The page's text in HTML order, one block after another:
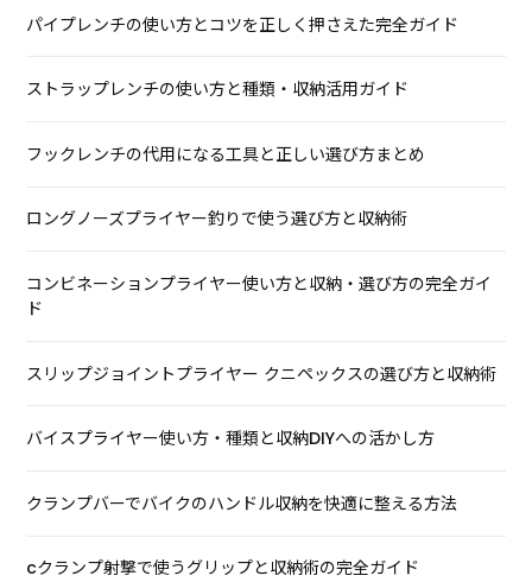
パイプレンチの使い方とコツを正しく押さえた完全ガイド
ストラップレンチの使い方と種類・収納活用ガイド
フックレンチの代用になる工具と正しい選び方まとめ
ロングノーズプライヤー釣りで使う選び方と収納術
コンビネーションプライヤー使い方と収納・選び方の完全ガイ
ド
スリップジョイントプライヤー クニペックスの選び方と収納術
バイスプライヤー使い方・種類と収納DIYへの活かし方
クランプバーでバイクのハンドル収納を快適に整える方法
cクランプ射撃で使うグリップと収納術の完全ガイド